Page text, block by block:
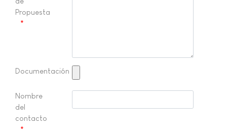
Propuesta
Documentación
Nombre
del
contacto